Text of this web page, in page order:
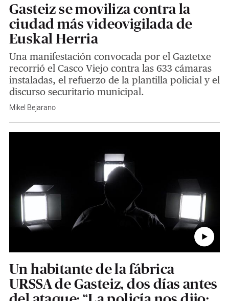
Gasteiz se moviliza contra la
ciudad más videovigilada de
Euskal Herria
Una manifestación convocada por el Gaztetxe
recorrió el Casco Viejo contra las 633 cámaras
instaladas, el refuerzo de la plantilla policial y el
discurso securitario municipal.
Mikel Bejarano
Un habitante de la fábrica
URSSA de Gasteiz, dos días antes